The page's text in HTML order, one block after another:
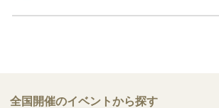
全国開催のイベントから探す